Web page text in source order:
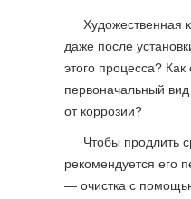
Художественная
даже после
этого процесса? Как
первоначальный
от коррозии?
Чтобы продлить
рекомендуется его
— очистка с